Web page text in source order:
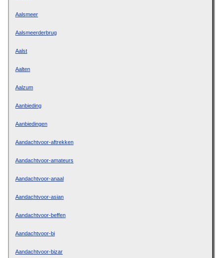
Aalsmeer
Aalsmeerderbrug
Aalst
Aalten
Aalzum
Aanbieding
Aanbiedingen
Aandachtvoor-aftrekken
Aandachtvoor-amateurs
Aandachtvoor-anaal
Aandachtvoor-asian
Aandachtvoor-beffen
Aandachtvoor-bi
Aandachtvoor-bizar